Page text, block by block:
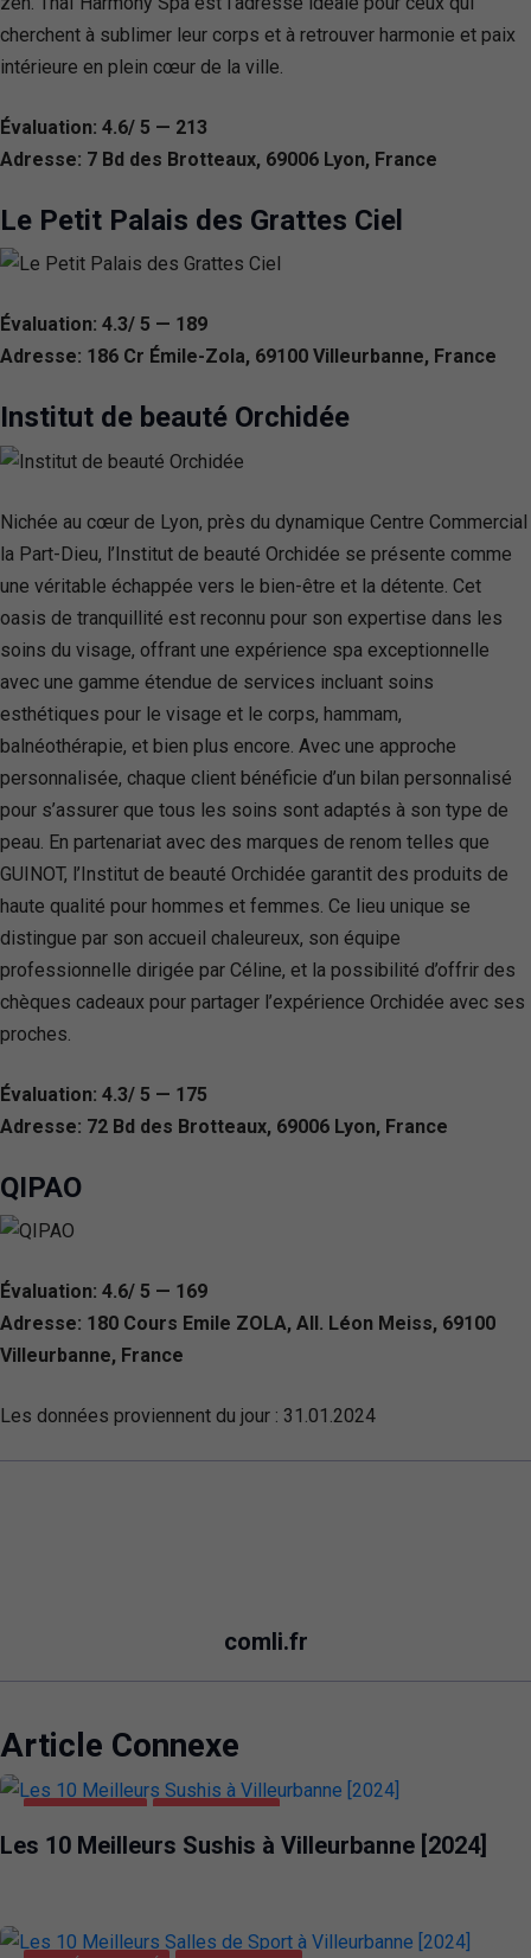
cherchent à sublimer leur corps et à retrouver harmonie et paix
intérieure en plein cœur de la ville.
Évaluation: 4.6/ 5 — 213
Adresse: 7 Bd des Brotteaux, 69006 Lyon, France
Le Petit Palais des Grattes Ciel
Évaluation: 4.3/ 5 — 189
Adresse: 186 Cr Émile-Zola, 69100 Villeurbanne, France
Institut de beauté Orchidée
Nichée au cœur de Lyon, près du dynamique Centre Commercial
la Part-Dieu, l’Institut de beauté Orchidée se présente comme
une véritable échappée vers le bien-être et la détente. Cet
oasis de tranquillité est reconnu pour son expertise dans les
soins du visage, offrant une expérience spa exceptionnelle
avec une gamme étendue de services incluant soins
esthétiques pour le visage et le corps, hammam,
balnéothérapie, et bien plus encore. Avec une approche
personnalisée, chaque client bénéficie d’un bilan personnalisé
pour s’assurer que tous les soins sont adaptés à son type de
peau. En partenariat avec des marques de renom telles que
GUINOT, l’Institut de beauté Orchidée garantit des produits de
haute qualité pour hommes et femmes. Ce lieu unique se
distingue par son accueil chaleureux, son équipe
professionnelle dirigée par Céline, et la possibilité d’offrir des
chèques cadeaux pour partager l’expérience Orchidée avec ses
proches.
Évaluation: 4.3/ 5 — 175
Adresse: 72 Bd des Brotteaux, 69006 Lyon, France
QIPAO
Évaluation: 4.6/ 5 — 169
Adresse: 180 Cours Emile ZOLA, All. Léon Meiss, 69100
Villeurbanne, France
Les données proviennent du jour : 31.01.2024
comli.fr
Article Connexe
Les 10 Meilleurs Sushis à Villeurbanne [2024]